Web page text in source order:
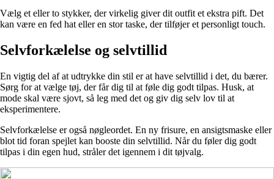
Vælg et eller to stykker, der virkelig giver dit outfit et ekstra pift. Det
kan være en fed hat eller en stor taske, der tilføjer et personligt touch.
Selvforkælelse og selvtillid
En vigtig del af at udtrykke din stil er at have selvtillid i det, du bærer.
Sørg for at vælge tøj, der får dig til at føle dig godt tilpas. Husk, at
mode skal være sjovt, så leg med det og giv dig selv lov til at
eksperimentere.
Selvforkælelse er også nøgleordet. En ny frisure, en ansigtsmaske eller
blot tid foran spejlet kan booste din selvtillid. Når du føler dig godt
tilpas i din egen hud, stråler det igennem i dit tøjvalg.